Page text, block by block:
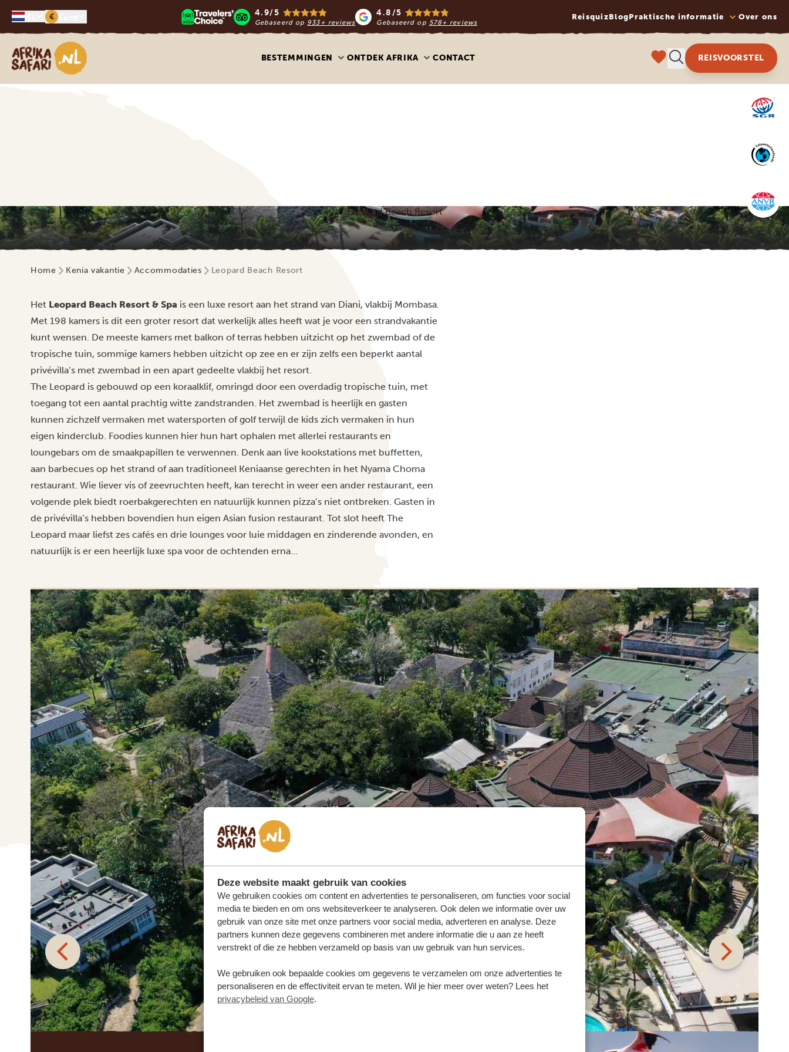
Deze website maakt gebruik van cookies
We gebruiken cookies om content en advertenties te personaliseren, om functies voor social
media te bieden en om ons websiteverkeer te analyseren. Ook delen we informatie over uw
gebruik van onze site met onze partners voor social media, adverteren en analyse. Deze
partners kunnen deze gegevens combineren met andere informatie die u aan ze heeft
verstrekt of die ze hebben verzameld op basis van uw gebruik van hun services.
We gebruiken ook bepaalde cookies om gegevens te verzamelen om onze advertenties te
personaliseren en de effectiviteit ervan te meten. Wil je hier meer over weten? Lees het
privacybeleid van Google.
€ 4.9/5
Gebaseerd op 933+ reviews
4.8/5
Gebaseerd op 578+ reviews
ReisquizBlogPraktische informatie Over ons
Afrika safari
BESTEMMINGEN ONTDEK AFRIKA CONTACT REISVOORSTEL
Leopard Beach Resort
Home Kenia vakantie Accommodaties Leopard Beach Resort
Het Leopard Beach Resort & Spa is een luxe resort aan het strand van Diani, vlakbij Mombasa.
Met 198 kamers is dit een groter resort dat werkelijk alles heeft wat je voor een strandvakantie
kunt wensen. De meeste kamers met balkon of terras hebben uitzicht op het zwembad of de
tropische tuin, sommige kamers hebben uitzicht op zee en er zijn zelfs een beperkt aantal
privévilla’s met zwembad in een apart gedeelte vlakbij het resort.
The Leopard is gebouwd op een koraalklif, omringd door een overdadig tropische tuin, met
toegang tot een aantal prachtig witte zandstranden. Het zwembad is heerlijk en gasten
kunnen zichzelf vermaken met watersporten of golf terwijl de kids zich vermaken in hun
eigen kinderclub. Foodies kunnen hier hun hart ophalen met allerlei restaurants en
loungebars om de smaakpapillen te verwennen. Denk aan live kookstations met buffetten,
aan barbecues op het strand of aan traditioneel Keniaanse gerechten in het Nyama Choma
restaurant. Wie liever vis of zeevruchten heeft, kan terecht in weer een ander restaurant, een
volgende plek biedt roerbakgerechten en natuurlijk kunnen pizza’s niet ontbreken. Gasten in
de privévilla’s hebben bovendien hun eigen Asian fusion restaurant. Tot slot heeft The
Leopard maar liefst zes cafés en drie lounges voor luie middagen en zinderende avonden, en
natuurlijk is er een heerlijk luxe spa voor de ochtenden erna…